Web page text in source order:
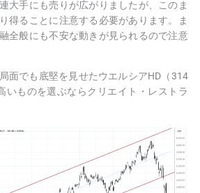
大手にも売りが広がりましたが、このま
得ることに注意する必要があります。ま
全般にも不安な動きが見られるので注意
面でも底堅を見せたウエルシアHD（314
いものを選ぶならクリエイト・レストラ